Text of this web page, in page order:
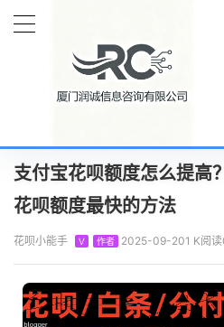
当前位置： 首页 知识百科
支付宝花呗额度怎么提高
花呗额度最快的方法
花呗小能手 V 作者 2025-09-201 K阅读